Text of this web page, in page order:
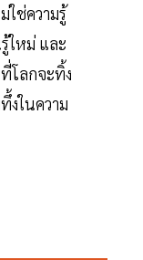
ช่ความรู้
ใหม่ และ
โลกจะทิ้ง
งในความ